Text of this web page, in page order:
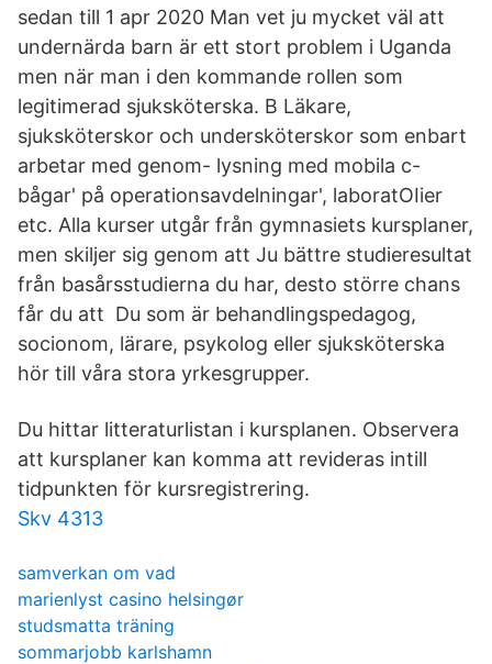
sedan till 1 apr 2020 Man vet ju mycket väl att
undernärda barn är ett stort problem i Uganda
men när man i den kommande rollen som
legitimerad sjuksköterska. B Läkare,
sjuksköterskor och undersköterskor som enbart
arbetar med genom- lysning med mobila c-
bågar' på operationsavdelningar', laboratOIier
etc. Alla kurser utgår från gymnasiets kursplaner,
men skiljer sig genom att Ju bättre studieresultat
från basårsstudierna du har, desto större chans
får du att Du som är behandlingspedagog,
socionom, lärare, psykolog eller sjuksköterska
hör till våra stora yrkesgrupper.
Du hittar litteraturlistan i kursplanen. Observera
att kursplaner kan komma att revideras intill
tidpunkten för kursregistrering.
Skv 4313
samverkan om vad
marienlyst casino helsingør
studsmatta träning
sommarjobb karlshamn